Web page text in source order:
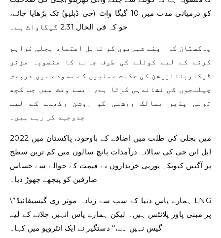
کو درمیانی مدت میں 10 گیگا واٹ (جی ڈبلیو) تک بڑھایا جائے،
جو کہ فی الحال 2.31 گیگاواٹ ہے۔
پاکستان کا اپنے شہریوں کو قابل اعتماد بجلی فراہم
کرنے کے لیے کوئلے کی طرف جانے کا منصوبہ مؤثر
ڈیکاربنائزیشن کی حکمت عملیوں کے مسودے میں درپیش
چیلنجوں کی نشاندہی کرتا ہے، ایسے وقت میں جب کچھ
ترقی پذیر ممالک روشنی کو روشن رکھنے کے لیے
جدوجہد کر رہے ہیں۔
2022 میں بجلی کی طلب میں اضافے کے باوجود، پاکستان میں
ایل این جی کی سالانہ درآمدات پانچ سالوں میں کم ترین سطح
پر آگئیں کیونکہ یورپی خریداروں نے قیمت کے حوالے سے حساس
صارفین کو پیچھے چھوڑ دیا۔
\”ہمارے پاس دنیا کے سب سے زیادہ موثر ری گیسیفائیڈ LNG
پر مبنی پاور پلانٹس ہیں۔ لیکن ہمارے پاس انہیں چلانے کے لیے
گیس نہیں ہے،‘‘ دستگیر نے ایک انٹرویو میں کہا۔